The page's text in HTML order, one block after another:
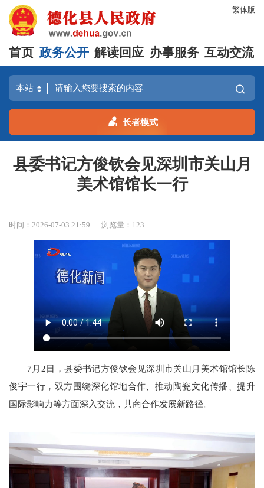
繁体版
首页 政务公开 解读回应 办事服务 互动交流
长者模式
县委书记方俊钦会见深圳市关山月
美术馆馆长一行
时间：2026-07-03 21:59 浏览量： 123
7月2日，县委书记方俊钦会见深圳市关山月美术馆馆长陈
俊宇一行，双方围绕深化馆地合作、推动陶瓷文化传播、提升
国际影响力等方面深入交流，共商合作发展新路径。